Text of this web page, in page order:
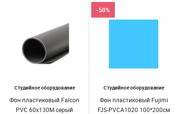
Студийное оборудование
Фон пластиковый Falcon
PVC 60х130M серый
Студийное оборудование
Фон пластиковый Fujimi
FJS-PVCA1020 100*200см
-50%